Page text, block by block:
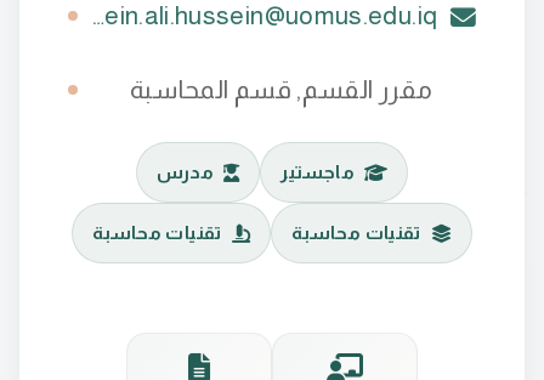
hussein.ali.hussein@uomus.edu.iq
مقرر القسم, قسم المحاسبة
ماجستير مدرس
تقنيات محاسبة تقنيات محاسبة